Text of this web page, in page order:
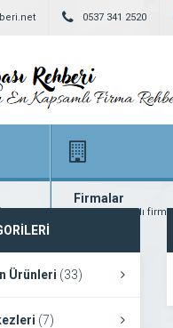
0537 341 2520
Firmalar
Yüzlerce kayıtlı firma
Ürünleri (33)
(7)